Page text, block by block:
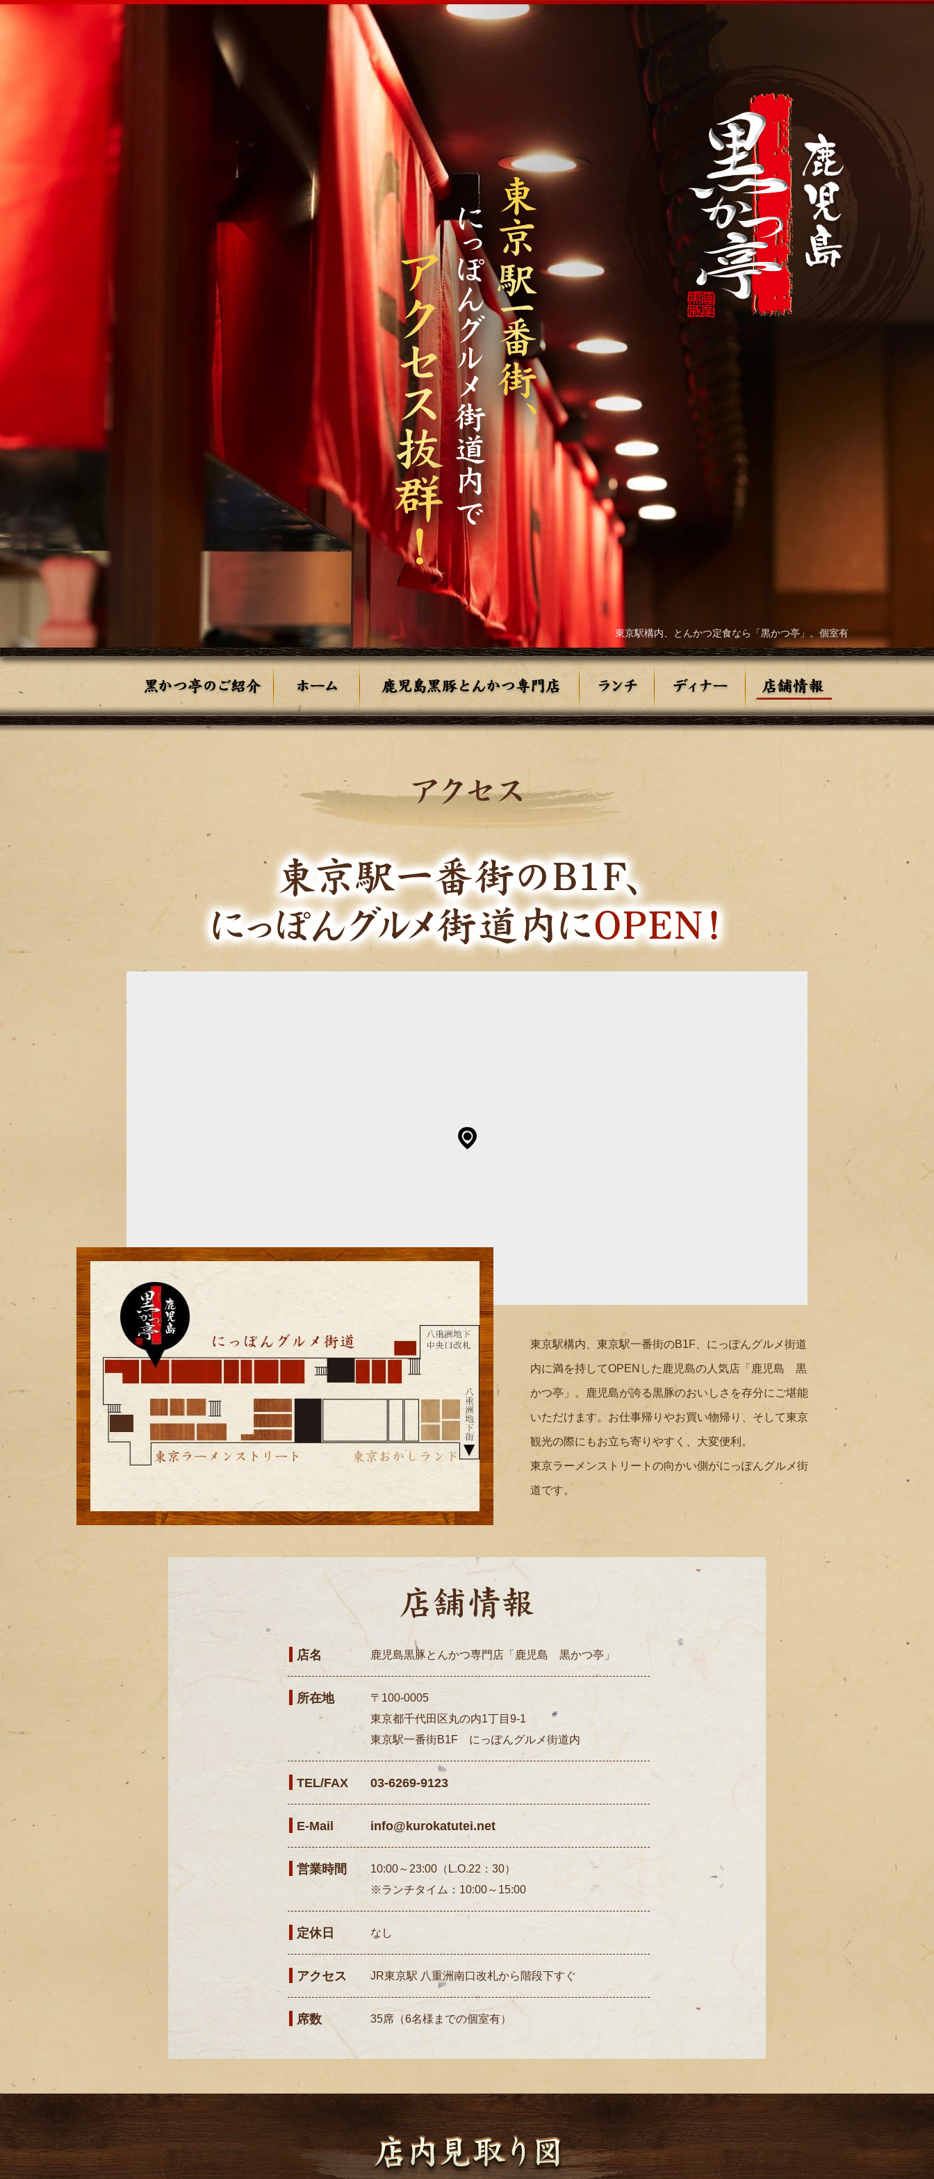
東京駅構内、とんかつ定食なら「黒かつ亭」。個室有
東京駅構内、東京駅一番街のB1F、にっぽんグルメ街道
内に満を持してOPENした鹿児島の人気店「鹿児島 黒
かつ亭」。鹿児島が誇る黒豚のおいしさを存分にご堪能
いただけます。お仕事帰りやお買い物帰り、そして東京
観光の際にもお立ち寄りやすく、大変便利。
東京ラーメンストリートの向かい側がにっぽんグルメ街
道です。
店名 鹿児島黒豚とんかつ専門店「鹿児島 黒かつ亭」
所在地
〒100-0005
東京都千代田区丸の内1丁目9-1
東京駅一番街B1F にっぽんグルメ街道内
TEL/FAX 03-6269-9123
E-Mail info@kurokatutei.net
営業時間
10:00～23:00（L.O.22：30）
※ランチタイム：10:00～15:00
定休日 なし
アクセス JR東京駅 八重洲南口改札から階段下すぐ
席数 35席（6名様までの個室有）